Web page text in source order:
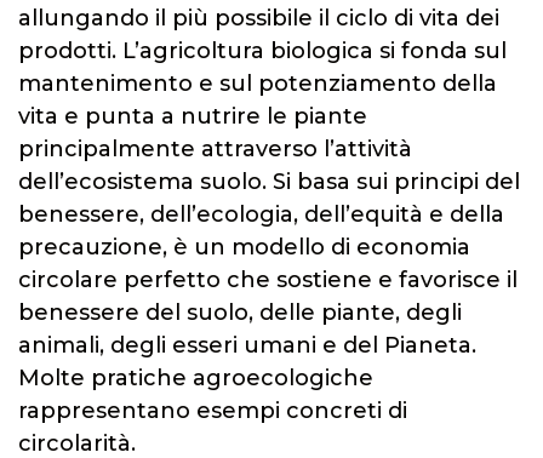
allungando il più possibile il ciclo di vita dei
prodotti. L’agricoltura biologica si fonda sul
mantenimento e sul potenziamento della
vita e punta a nutrire le piante
principalmente attraverso l’attività
dell’ecosistema suolo. Si basa sui principi del
benessere, dell’ecologia, dell’equità e della
precauzione, è un modello di economia
circolare perfetto che sostiene e favorisce il
benessere del suolo, delle piante, degli
animali, degli esseri umani e del Pianeta.
Molte pratiche agroecologiche
rappresentano esempi concreti di
circolarità.